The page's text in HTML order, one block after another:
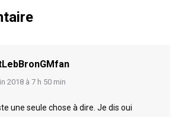
2018 à 7 h 50 min
une seule chose à dire. Je dis oui